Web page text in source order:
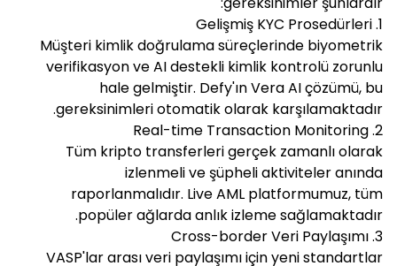
1. Gelişmiş KYC Prosedürleri
Müşteri kimlik doğrulama süreçlerinde biyometrik
verifikasyon ve AI destekli kimlik kontrolü zorunlu
hale gelmiştir. Defy'ın Vera AI çözümü, bu
gereksinimleri otomatik olarak karşılamaktadır.
2. Real-time Transaction Monitoring
Tüm kripto transferleri gerçek zamanlı olarak
izlenmeli ve şüpheli aktiviteler anında
raporlanmalıdır. Live AML platformumuz, tüm
popüler ağlarda anlık izleme sağlamaktadır.
3. Cross-border Veri Paylaşımı
VASP'lar arası veri paylaşımı için yeni standartlar